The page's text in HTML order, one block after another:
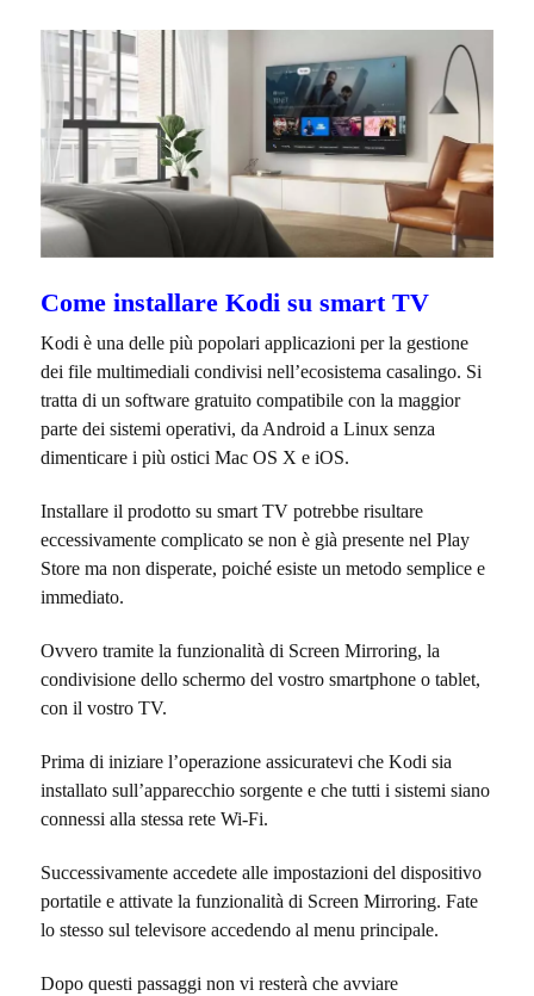
Come installare Kodi su smart TV
Kodi è una delle più popolari applicazioni per la gestione
dei file multimediali condivisi nell’ecosistema casalingo. Si
tratta di un software gratuito compatibile con la maggior
parte dei sistemi operativi, da Android a Linux senza
dimenticare i più ostici Mac OS X e iOS.
Installare il prodotto su smart TV potrebbe risultare
eccessivamente complicato se non è già presente nel Play
Store ma non disperate, poiché esiste un metodo semplice e
immediato.
Ovvero tramite la funzionalità di Screen Mirroring, la
condivisione dello schermo del vostro smartphone o tablet,
con il vostro TV.
Prima di iniziare l’operazione assicuratevi che Kodi sia
installato sull’apparecchio sorgente e che tutti i sistemi siano
connessi alla stessa rete Wi-Fi.
Successivamente accedete alle impostazioni del dispositivo
portatile e attivate la funzionalità di Screen Mirroring. Fate
lo stesso sul televisore accedendo al menu principale.
Dopo questi passaggi non vi resterà che avviare